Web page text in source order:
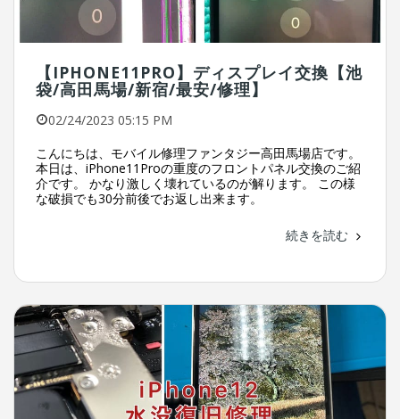
【IPHONE11PRO】ディスプレイ交換【池
袋/高田馬場/新宿/最安/修理】
02/24/2023 05:15 PM
こんにちは、モバイル修理ファンタジー高田馬場店です。
本日は、iPhone11Proの重度のフロントパネル交換のご紹
介です。 かなり激しく壊れているのが解ります。 この様
な破損でも30分前後でお返し出来ます。
続きを読む